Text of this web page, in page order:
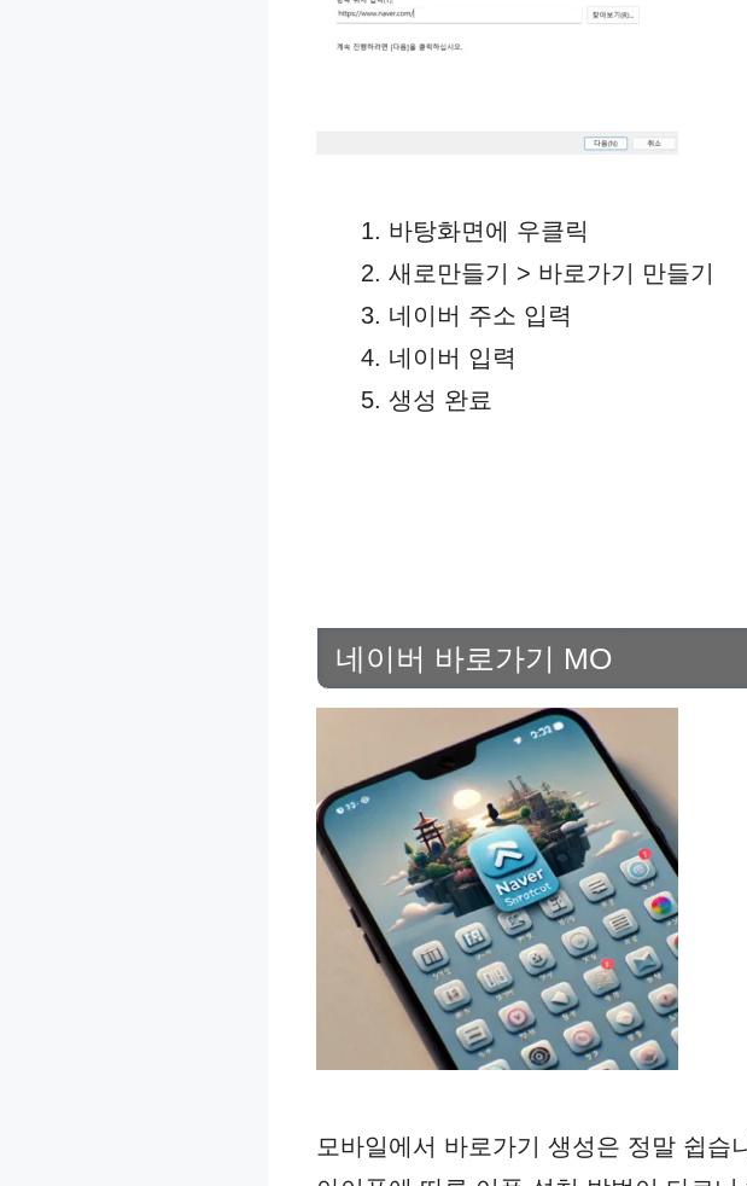
바탕화면에 우클릭
새로만들기 > 바로가기 만들기
네이버 주소 입력
네이버 입력
생성 완료
네이버 바로가기 MO
모바일에서 바로가기 생성은 정말 쉽습